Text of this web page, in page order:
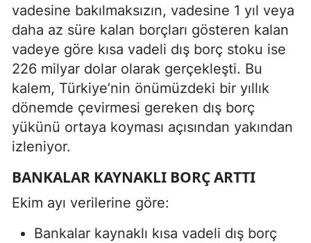
vadesine bakılmaksızın, vadesine 1 yıl veya
daha az süre kalan borçları gösteren kalan
vadeye göre kısa vadeli dış borç stoku ise
226 milyar dolar olarak gerçekleşti. Bu
kalem, Türkiye’nin önümüzdeki bir yıllık
dönemde çevirmesi gereken dış borç
yükünü ortaya koyması açısından yakından
izleniyor.
BANKALAR KAYNAKLI BORÇ ARTTI
Ekim ayı verilerine göre:
Bankalar kaynaklı kısa vadeli dış borç